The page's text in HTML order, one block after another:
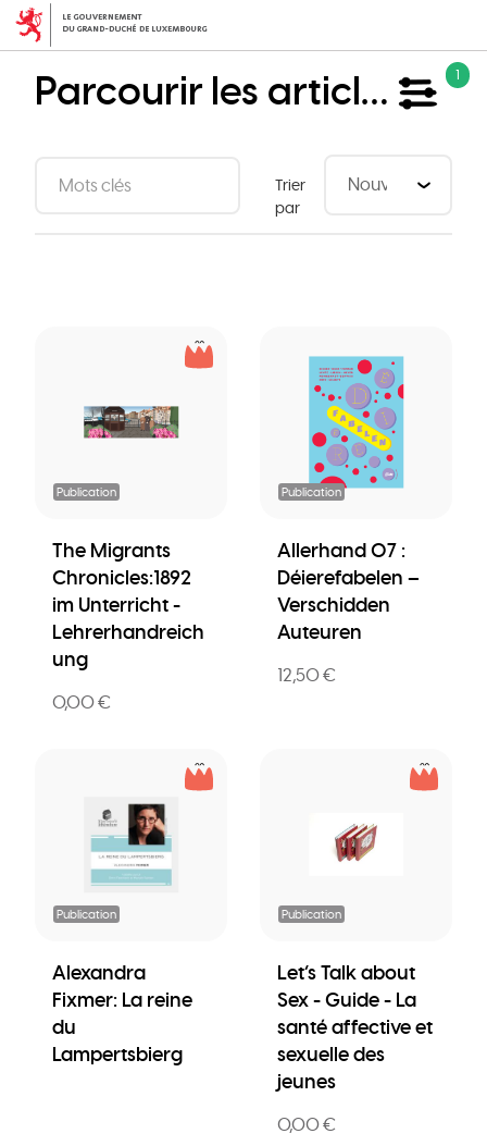
Aller
au
principal
Parcourir les articles 1
Trier
par
Publication
The Migrants
Chronicles:1892
im Unterricht -
Lehrerhandreich
ung
0,00 €
Publication
Allerhand 07 :
Déierefabelen –
Verschidden
Auteuren
12,50 €
Publication
Alexandra
Fixmer: La reine
du
Lampertsbierg
Publication
Let’s Talk about
Sex - Guide - La
santé affective et
sexuelle des
jeunes
0,00 €